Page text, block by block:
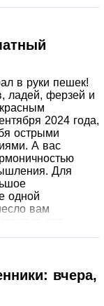
конца XVI
и новая
2024 года.
в руки пешек!
ладей, ферзей и
2024 года,
острыми
А вас
Для
одной
вам
Хорошо
к
из которых в
вчера,